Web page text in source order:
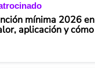
mínima 2026 en
aplicación y cómo